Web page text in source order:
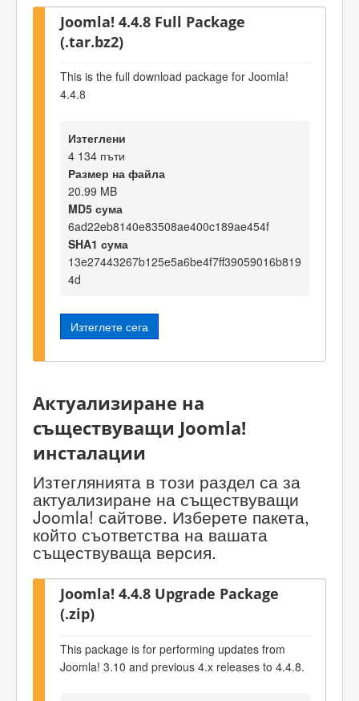
Joomla! 4.4.8 Full Package
(.tar.bz2)
This is the full download package for Joomla!
4.4.8
Изтеглени
4 134 пъти
Размер на файла
20.99 MB
MD5 сума
6ad22eb8140e83508ae400c189ae454f
SHA1 сума
13e27443267b125e5a6be4f7ff39059016b819
4d
Изтеглете сега
Актуализиране на
съществуващи Joomla!
инсталации
Изтеглянията в този раздел са за
актуализиране на съществуващи
Joomla! сайтове. Изберете пакета,
който съответства на вашата
съществуваща версия.
Joomla! 4.4.8 Upgrade Package
(.zip)
This package is for performing updates from
Joomla! 3.10 and previous 4.x releases to 4.4.8.